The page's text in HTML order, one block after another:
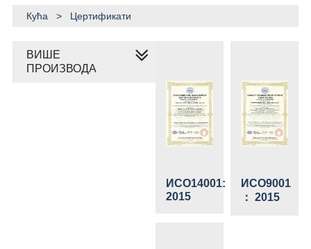
Кућа > Цертификати
ИСО14001:
2015
ИСО9001
： 2015
ВИШЕ
ПРОИЗВОДА